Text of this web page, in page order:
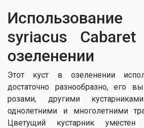
syriacus
озеленении
Этот куст в озеленении
достаточно разнообразно, его
розами, другими
однолетними и многолетними
Цветущий кустарник уместен